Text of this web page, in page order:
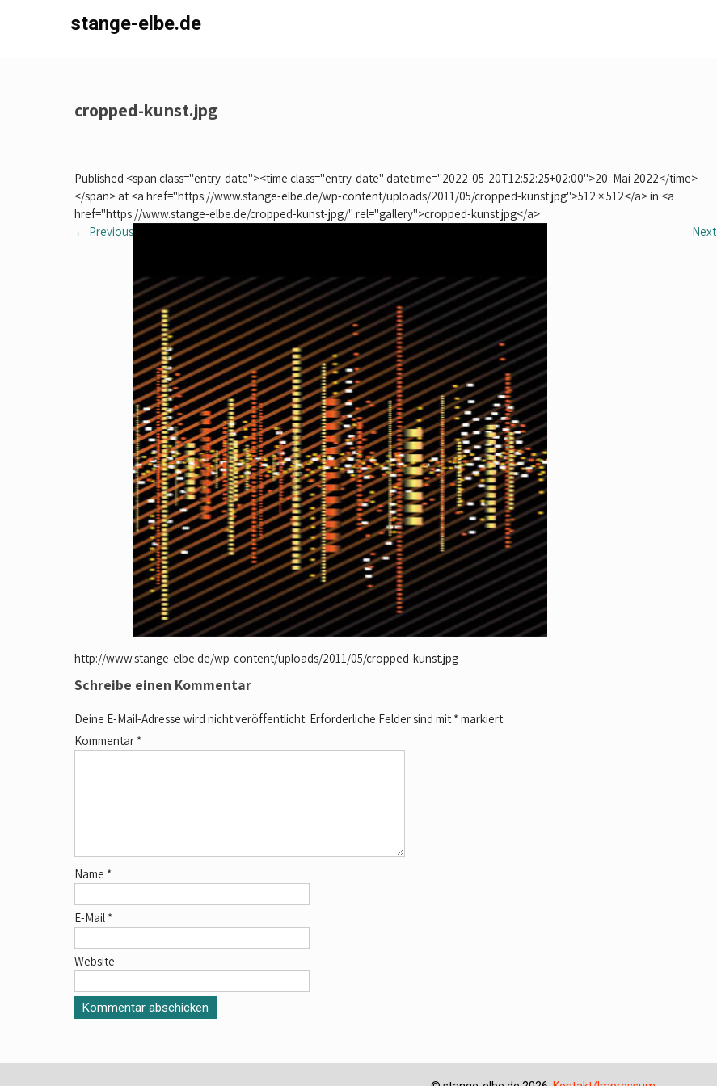
stange-elbe.de
cropped-kunst.jpg
Published <span class="entry-date"><time class="entry-date" datetime="2022-05-20T12:52:25+02:00">20. Mai 2022</time>
</span> at <a href="https://www.stange-elbe.de/wp-content/uploads/2011/05/cropped-kunst.jpg">512 × 512</a> in <a
href="https://www.stange-elbe.de/cropped-kunst-jpg/" rel="gallery">cropped-kunst.jpg</a>
← Previous Next
http://www.stange-elbe.de/wp-content/uploads/2011/05/cropped-kunst.jpg
Schreibe einen Kommentar
Deine E-Mail-Adresse wird nicht veröffentlicht. Erforderliche Felder sind mit *markiert
Kommentar *
Name *
E-Mail *
Website